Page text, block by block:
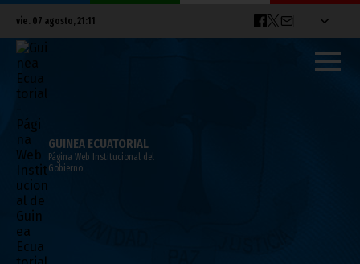
vie. 07 agosto, 21:11
GUINEA ECUATORIAL
Página Web Institucional del
Gobierno
Reuniones previas a la gran Asamblea
General de la Unión Africana